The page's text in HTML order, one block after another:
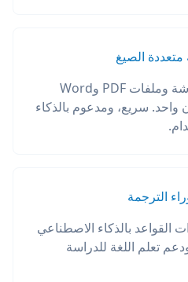
الصيغ
ترجم الصور ولقطات الشاشة وملفات PDF وWord
واحد. سريع، ومدعوم بالذكاء
الترجمة
القواعد بالذكاء الاصطناعي
تعلم اللغة للدراسة